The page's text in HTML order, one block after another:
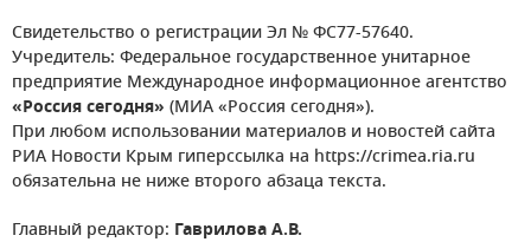
Свидетельство о регистрации Эл № ФС77-57640.
Учредитель: Федеральное государственное унитарное
предприятие Международное информационное агентство
«Россия сегодня» (МИА «Россия сегодня»).
При любом использовании материалов и новостей сайта
РИА Новости Крым гиперссылка на https://crimea.ria.ru
обязательна не ниже второго абзаца текста.
Главный редактор: Гаврилова А.В.